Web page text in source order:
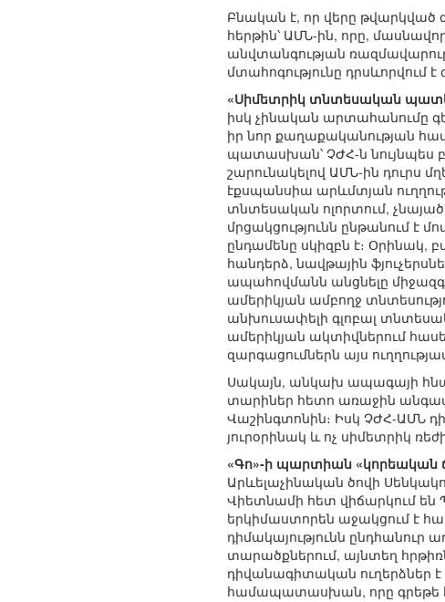
Բնական է, որ վերը
հերթին՝ ԱՄՆ-ին, որը,
անվտանգության
մտահոգությունը դրսևորվում է
«Սիմետրիկ տնտեսական
իսկ չինական արտահանումը
իր նոր քաղաքականության
պատասխան՝ ՉԺՀ-ն նույնպես
շարունակելով ԱՄՆ-ին դուրս
էքսպանսիա արևմտյան
տնտեսական ոլորտում,
մրցակցությունն ընթանում է
ընդամենը սկիզբն է։
հանդերձ, նավթային
ապահովմանն անցնելը
ամերիկյան ամբողջ
անխուսափելի գլոբալ
ամերիկյան ակտիվներում
զարգացումներն այս
Սակայն, անկախ ապագայի
տարիներ հետո առաջին անգամ
Վաշինգտոնին։ Իսկ ՉԺՀ-ԱՄՆ
յուրօրինակ և ոչ սիմետրիկ
«Գո»-ի պարտիան «կորեական
Արևելաչինական ծովի
Վիետնամի հետ վիճարկում են
երկիմաստորեն աջակցում է
դիմակայությունն ընդհանուր
տարածքներում, այնտեղ
դիվանագիտական ուղերձներ
համապատասխան, որը գրեթե